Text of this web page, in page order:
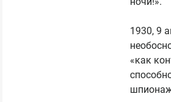
1930, 9
«как